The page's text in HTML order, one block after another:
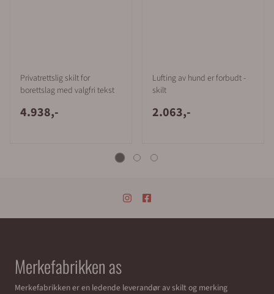
Privatrettslig skilt for
borettslag med valgfri tekst
4.938,-
Lufting av hund er forbudt -
skilt
2.063,-
Merkefabrikken as
Merkefabrikken er en ledende leverandør av skilt og merking